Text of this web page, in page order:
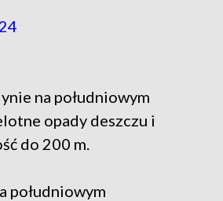
na południowym
opady deszczu i
do 200 m.
południowym